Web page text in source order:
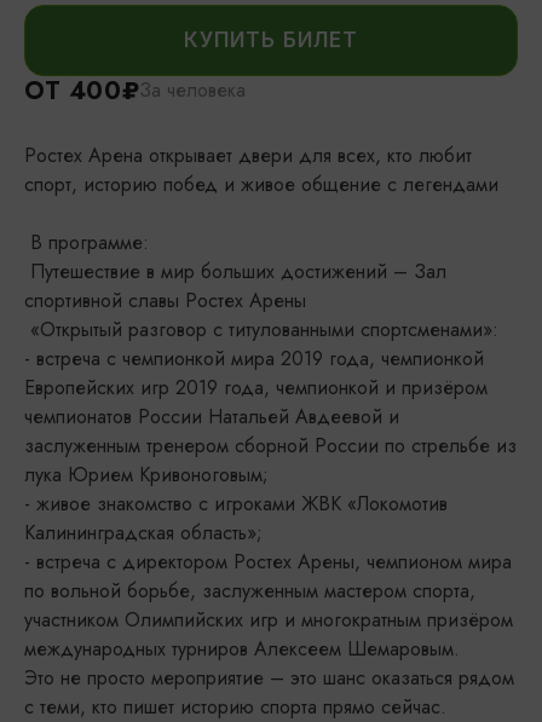
КУПИТЬ БИЛЕТ
ОТ 400₽За человека
Ростех Арена открывает двери для всех, кто любит
спорт, историю побед и живое общение с легендами
В программе:
Путешествие в мир больших достижений – Зал
спортивной славы Ростех Арены
«Открытый разговор с титулованными спортсменами»:
- встреча с чемпионкой мира 2019 года, чемпионкой
Европейских игр 2019 года, чемпионкой и призёром
чемпионатов России Натальей Авдеевой и
заслуженным тренером сборной России по стрельбе из
лука Юрием Кривоноговым;
- живое знакомство с игроками ЖВК «Локомотив
Калининградская область»;
- встреча с директором Ростех Арены, чемпионом мира
по вольной борьбе, заслуженным мастером спорта,
участником Олимпийских игр и многократным призёром
международных турниров Алексеем Шемаровым.
Это не просто мероприятие – это шанс оказаться рядом
с теми, кто пишет историю спорта прямо сейчас.